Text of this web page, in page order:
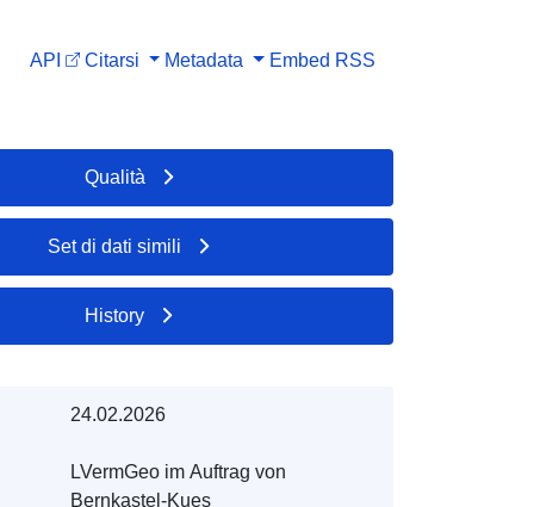
API Citarsi Metadata Embed RSS
Qualità
Set di dati simili
History
24.02.2026
LVermGeo im Auftrag von
Bernkastel-Kues